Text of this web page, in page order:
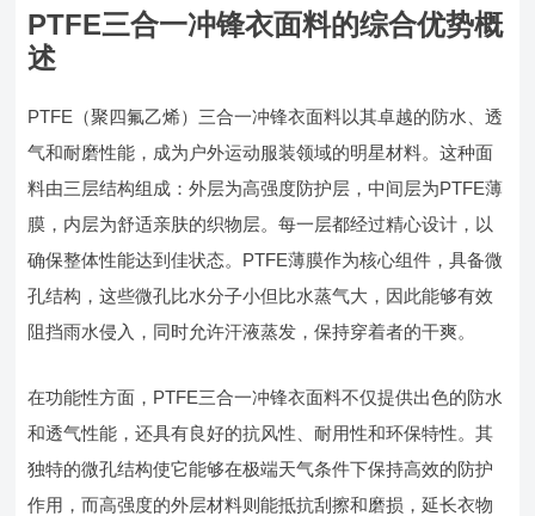
PTFE三合一冲锋衣面料的综合优势概
述
PTFE（聚四氟乙烯）三合一冲锋衣面料以其卓越的防水、透
气和耐磨性能，成为户外运动服装领域的明星材料。这种面
料由三层结构组成：外层为高强度防护层，中间层为PTFE薄
膜，内层为舒适亲肤的织物层。每一层都经过精心设计，以
确保整体性能达到佳状态。PTFE薄膜作为核心组件，具备微
孔结构，这些微孔比水分子小但比水蒸气大，因此能够有效
阻挡雨水侵入，同时允许汗液蒸发，保持穿着者的干爽。
在功能性方面，PTFE三合一冲锋衣面料不仅提供出色的防水
和透气性能，还具有良好的抗风性、耐用性和环保特性。其
独特的微孔结构使它能够在极端天气条件下保持高效的防护
作用，而高强度的外层材料则能抵抗刮擦和磨损，延长衣物